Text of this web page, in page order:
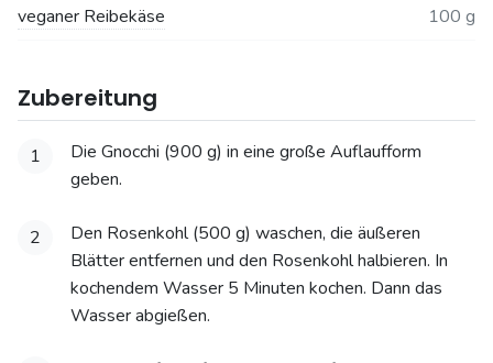
veganer Reibekäse
100 g
Zubereitung
1
Die Gnocchi (900 g) in eine große Auflaufform
geben.
2
Den Rosenkohl (500 g) waschen, die äußeren
Blätter entfernen und den Rosenkohl halbieren. In
kochendem Wasser 5 Minuten kochen. Dann das
Wasser abgießen.